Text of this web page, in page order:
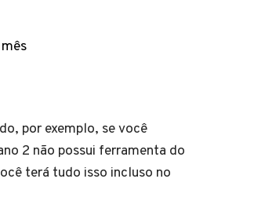
por exemplo, se você
2 não possui ferramenta do
terá tudo isso incluso no